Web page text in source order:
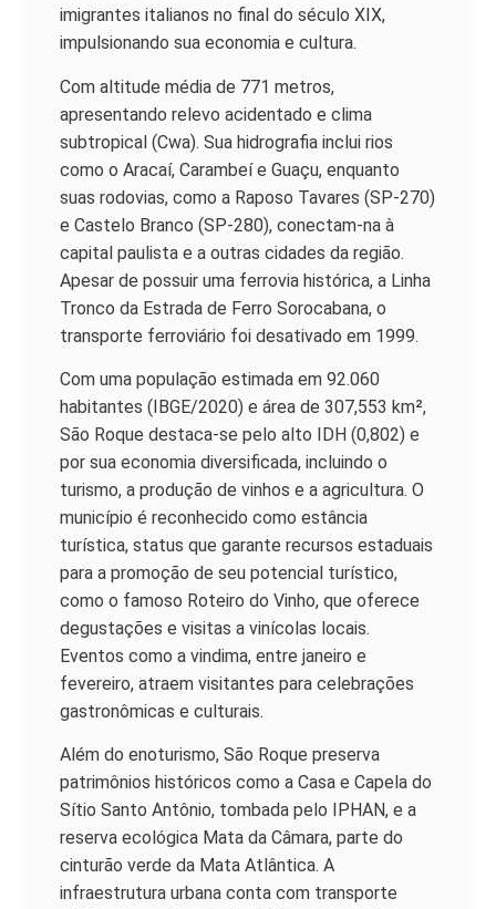
imigrantes italianos no final do século XIX,
impulsionando sua economia e cultura.
Com altitude média de 771 metros,
apresentando relevo acidentado e clima
subtropical (Cwa). Sua hidrografia inclui rios
como o Aracaí, Carambeí e Guaçu, enquanto
suas rodovias, como a Raposo Tavares (SP-270)
e Castelo Branco (SP-280), conectam-na à
capital paulista e a outras cidades da região.
Apesar de possuir uma ferrovia histórica, a Linha
Tronco da Estrada de Ferro Sorocabana, o
transporte ferroviário foi desativado em 1999.
Com uma população estimada em 92.060
habitantes (IBGE/2020) e área de 307,553 km²,
São Roque destaca-se pelo alto IDH (0,802) e
por sua economia diversificada, incluindo o
turismo, a produção de vinhos e a agricultura. O
município é reconhecido como estância
turística, status que garante recursos estaduais
para a promoção de seu potencial turístico,
como o famoso Roteiro do Vinho, que oferece
degustações e visitas a vinícolas locais.
Eventos como a vindima, entre janeiro e
fevereiro, atraem visitantes para celebrações
gastronômicas e culturais.
Além do enoturismo, São Roque preserva
patrimônios históricos como a Casa e Capela do
Sítio Santo Antônio, tombada pelo IPHAN, e a
reserva ecológica Mata da Câmara, parte do
cinturão verde da Mata Atlântica. A
infraestrutura urbana conta com transporte